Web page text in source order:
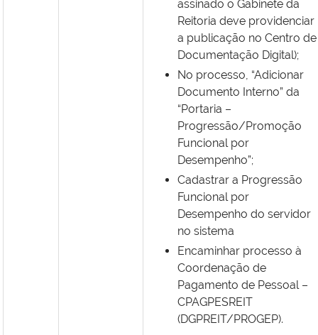
assinado o Gabinete da
Reitoria deve providenciar
a publicação no Centro de
Documentação Digital);
No processo, “Adicionar
Documento Interno” da
“Portaria –
Progressão/Promoção
Funcional por
Desempenho”;
Cadastrar a Progressão
Funcional por
Desempenho do servidor
no sistema
Encaminhar processo à
Coordenação de
Pagamento de Pessoal –
CPAGPESREIT
(DGPREIT/PROGEP).